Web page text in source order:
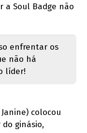
a Soul Badge não
enfrentar os
não há
líder!
colocou
ginásio,